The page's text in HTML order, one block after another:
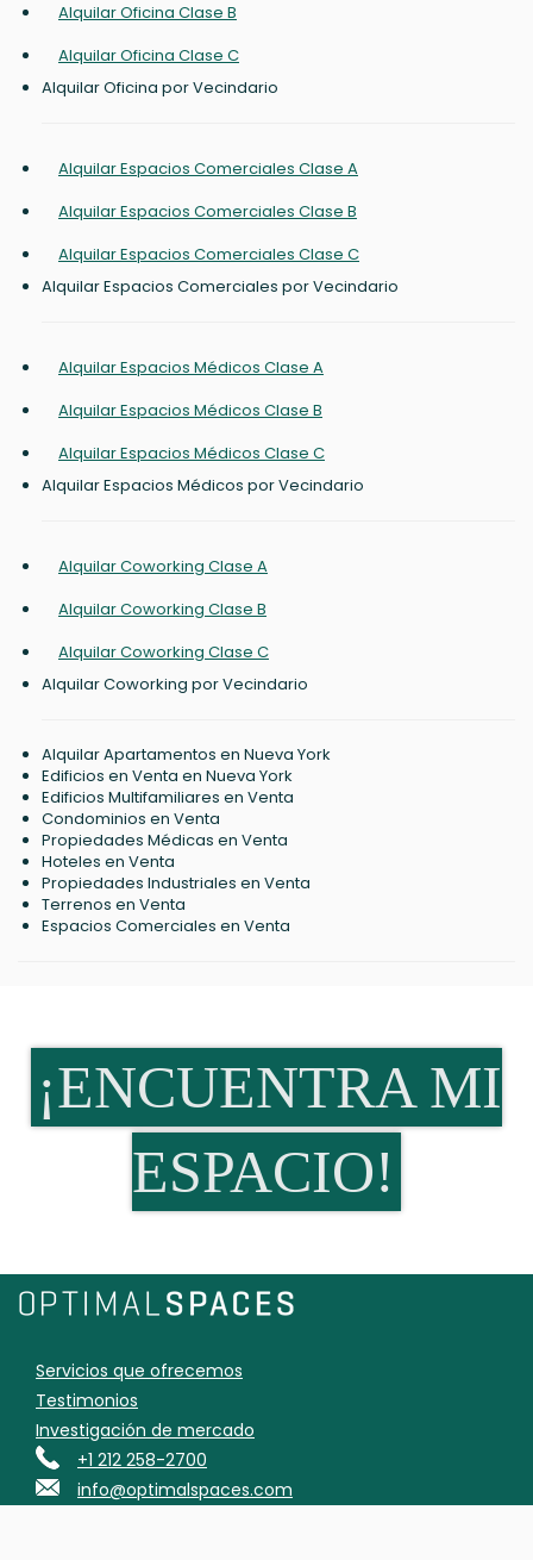
Alquilar Oficina Clase B
Alquilar Oficina Clase C
Alquilar Oficina por Vecindario
Alquilar Espacios Comerciales Clase A
Alquilar Espacios Comerciales Clase B
Alquilar Espacios Comerciales Clase C
Alquilar Espacios Comerciales por Vecindario
Alquilar Espacios Médicos Clase A
Alquilar Espacios Médicos Clase B
Alquilar Espacios Médicos Clase C
Alquilar Espacios Médicos por Vecindario
Alquilar Coworking Clase A
Alquilar Coworking Clase B
Alquilar Coworking Clase C
Alquilar Coworking por Vecindario
Alquilar Apartamentos en Nueva York
Edificios en Venta en Nueva York
Edificios Multifamiliares en Venta
Condominios en Venta
Propiedades Médicas en Venta
Hoteles en Venta
Propiedades Industriales en Venta
Terrenos en Venta
Espacios Comerciales en Venta
¡ENCUENTRA MI
ESPACIO!
Servicios que ofrecemos
Testimonios
Investigación de mercado
+1 212 258-2700
info@optimalspaces.com